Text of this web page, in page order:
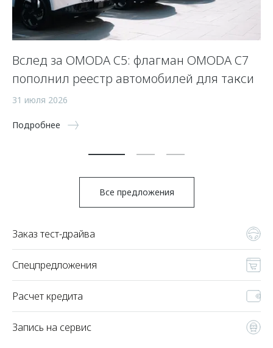
Вслед за OMODA C5: флагман OMODA C7
пополнил реестр автомобилей для такси
31 июля 2026
Подробнее
Все предложения
Заказ тест-драйва
Спецпредложения
Расчет кредита
Запись на сервис